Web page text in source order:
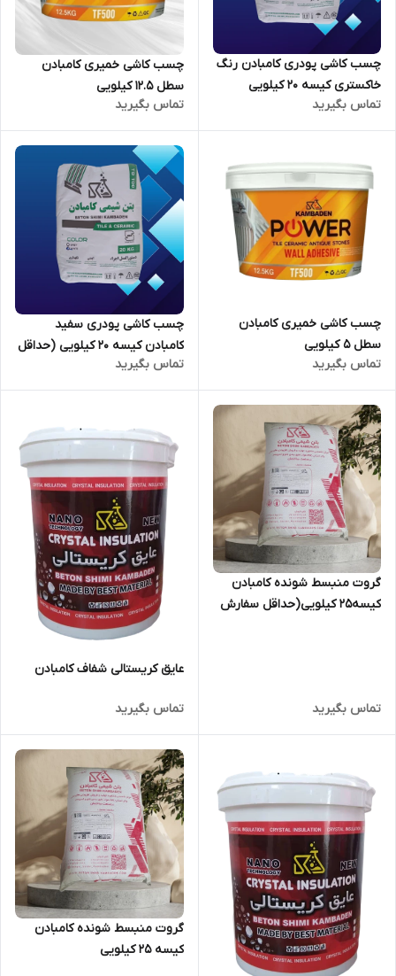
چسب کاشی پودری کامبادن رنگ
خاکستری کیسه 20 کیلویی
(حداقل سفارش 80 عدد)
تماس بگیرید
چسب کاشی خمیری کامبادن
سطل 12.5 کیلویی
تماس بگیرید
چسب کاشی خمیری کامبادن
سطل 5 کیلویی
تماس بگیرید
چسب کاشی پودری سفید
کامبادن کیسه ۲۰ کیلویی (حداقل
سفارش 80 عدد)
تماس بگیرید
گروت منبسط شونده کامبادن
کیسه25 کیلویی(حداقل سفارش
تماس بگیرید
عایق کریستالی شفاف کامبادن
تماس بگیرید
گروت منبسط شونده کامبادن
کیسه 25 کیلویی